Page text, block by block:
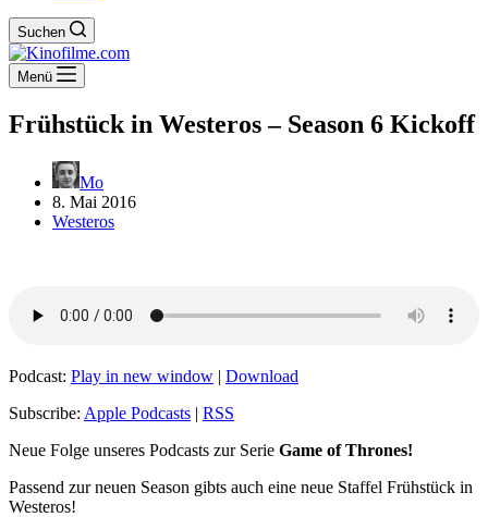
Suchen
Menü
Frühstück in Westeros – Season 6 Kickoff
Mo
8. Mai 2016
Westeros
Podcast: Play in new window | Download
Subscribe: Apple Podcasts | RSS
Neue Folge unseres Podcasts zur Serie Game of Thrones!
Passend zur neuen Season gibts auch eine neue Staffel Frühstück in
Westeros!